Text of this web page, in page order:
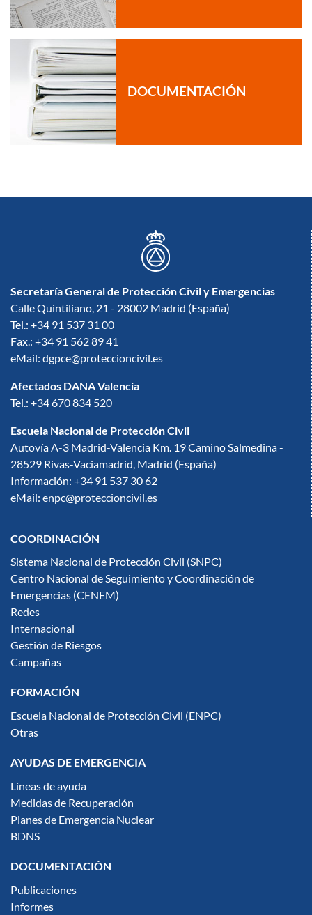
DOCUMENTACIÓN
Secretaría General de Protección Civil y Emergencias
Calle Quintiliano, 21 - 28002 Madrid (España)
Tel.: +34 91 537 31 00
Fax.: +34 91 562 89 41
eMail: dgpce@proteccioncivil.es
Afectados DANA Valencia
Tel.: +34 670 834 520
Escuela Nacional de Protección Civil
Autovía A-3 Madrid-Valencia Km. 19 Camino Salmedina -
28529 Rivas-Vaciamadrid, Madrid (España)
Información: +34 91 537 30 62
eMail: enpc@proteccioncivil.es
COORDINACIÓN
Sistema Nacional de Protección Civil (SNPC)
Centro Nacional de Seguimiento y Coordinación de
Emergencias (CENEM)
Redes
Internacional
Gestión de Riesgos
Campañas
FORMACIÓN
Escuela Nacional de Protección Civil (ENPC)
Otras
AYUDAS DE EMERGENCIA
Líneas de ayuda
Medidas de Recuperación
Planes de Emergencia Nuclear
BDNS
DOCUMENTACIÓN
Publicaciones
Informes